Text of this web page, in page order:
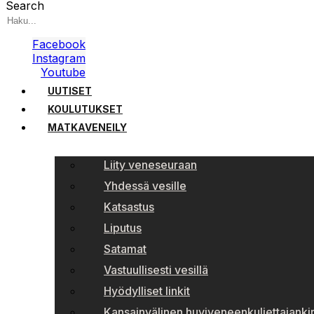
Search
Facebook
Instagram
Youtube
UUTISET
KOULUTUKSET
MATKAVENEILY
Liity veneseuraan
Yhdessä vesille
Katsastus
Liputus
Satamat
Vastuullisesti vesillä
Hyödylliset linkit